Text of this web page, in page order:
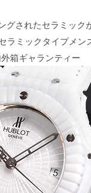
グされたセラミッ
ラミックタイプメ
箱ギャランティー